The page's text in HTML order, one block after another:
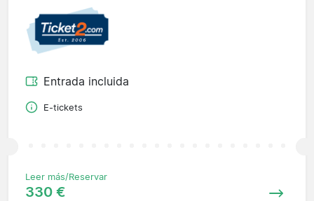
Entrada incluida
E-tickets
Leer más/Reservar
330 €